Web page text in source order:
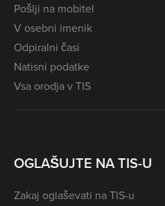
Pošlji na mobitel
V osebni imenik
Odpiralni časi
Natisni podatke
Vsa orodja v TIS
OGLAŠUJTE NA TIS-U
Zakaj oglaševati na TIS-u